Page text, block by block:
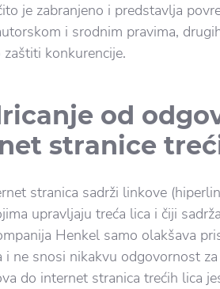
je zabranjeno i predstavlja
i srodnim pravima,
konkurencije.
od
stranice
stranica sadrži linkove
upravljaju treća lica i čiji
Henkel samo olakšava
i ne snosi nikakvu odgovornost
do internet stranica trećih lica